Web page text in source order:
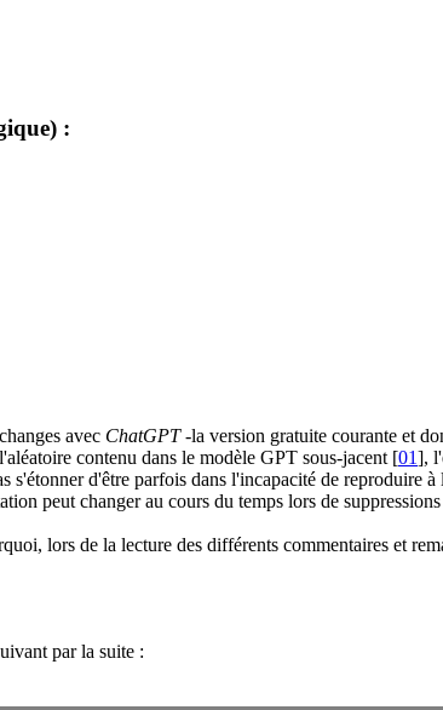
:
avec ChatGPT-la version gratuite courante et
contenu dans le modèle GPT sous-jacent [01],
s'étonner d'être parfois dans l'incapacité de reproduire
peut changer au cours du temps lors de
lors de la lecture des différents commentaires et
par la suite :